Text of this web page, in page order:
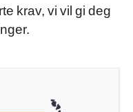
krav, vi vil gi deg